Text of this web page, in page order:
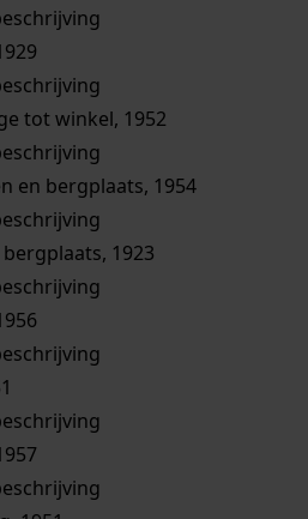
tot winkel, 1952
en bergplaats, 1954
1923